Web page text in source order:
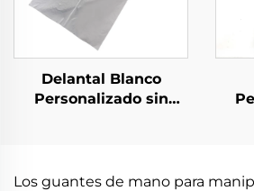
Delantal Blanco
Personalizado sin
Los guantes de mano para